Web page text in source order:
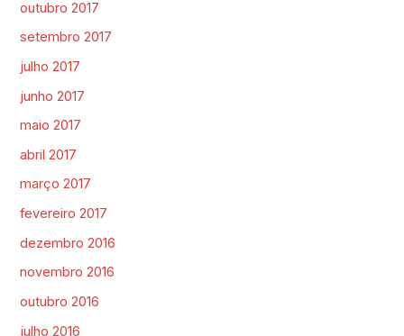
outubro 2017
setembro 2017
julho 2017
junho 2017
maio 2017
abril 2017
março 2017
fevereiro 2017
dezembro 2016
novembro 2016
outubro 2016
julho 2016